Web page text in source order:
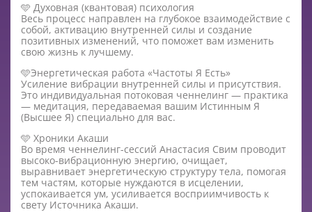
🩵 Духовная (квантовая) психология
Весь процесс направлен на глубокое взаимодействие с
собой, активацию внутренней силы и создание
позитивных изменений, что поможет вам изменить
свою жизнь к лучшему.
🩵Энергетическая работа «Частоты Я Есть»
Усиление вибрации внутренней силы и присутствия.
Это индивидуальная потоковая ченнелинг — практика
— медитация, передаваемая вашим Истинным Я
(Высшее Я) специально для вас.
🩵 Хроники Акаши
Во время ченнелинг-сессий Анастасия Свим проводит
высоко-вибрационную энергию, очищает,
выравнивает энергетическую структуру тела, помогая
тем частям, которые нуждаются в исцелении,
успокаивается ум, усиливается восприимчивость к
свету Источника Акаши.